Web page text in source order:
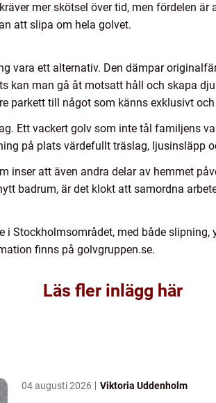
mer skötsel över tid, men fördelen
att slipa om hela golvet.
vara ett alternativ. Den dämpar
kan man gå åt motsatt håll och skapa
parkett till något som känns exklusivt
Ett vackert golv som inte tål familjens
på plats värdefullt träslag, ljusinsläpp
inser att även andra delar av hemmet
badrum, är det klokt att samordna
i Stockholmsområdet, med både
finns på golvgruppen.se.
Läs fler inlägg här
04 augusti 2026 Viktoria Uddenholm